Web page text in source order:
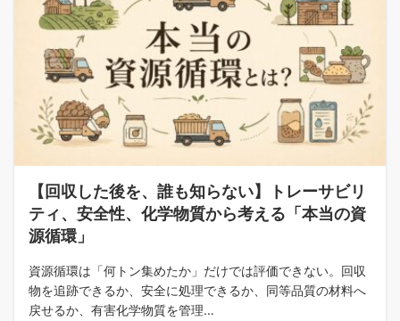
【回収した後を、誰も知らない】トレーサビリ
ティ、安全性、化学物質から考える「本当の資
源循環」
資源循環は「何トン集めたか」だけでは評価できない。回収
物を追跡できるか、安全に処理できるか、同等品質の材料へ
戻せるか、有害化学物質を管理…